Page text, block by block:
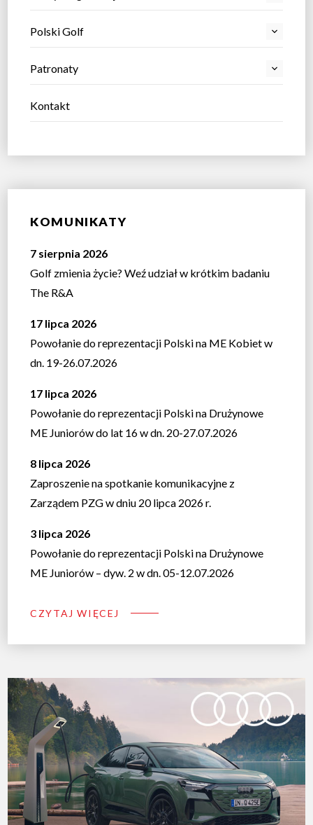
Polski Golf
Patronaty
Kontakt
KOMUNIKATY
7 sierpnia 2026
Golf zmienia życie? Weź udział w krótkim badaniu
The R&A
17 lipca 2026
Powołanie do reprezentacji Polski na ME Kobiet w
dn. 19-26.07.2026
17 lipca 2026
Powołanie do reprezentacji Polski na Drużynowe
ME Juniorów do lat 16 w dn. 20-27.07.2026
8 lipca 2026
Zaproszenie na spotkanie komunikacyjne z
Zarządem PZG w dniu 20 lipca 2026 r.
3 lipca 2026
Powołanie do reprezentacji Polski na Drużynowe
ME Juniorów – dyw. 2 w dn. 05-12.07.2026
CZYTAJ WIĘCEJ